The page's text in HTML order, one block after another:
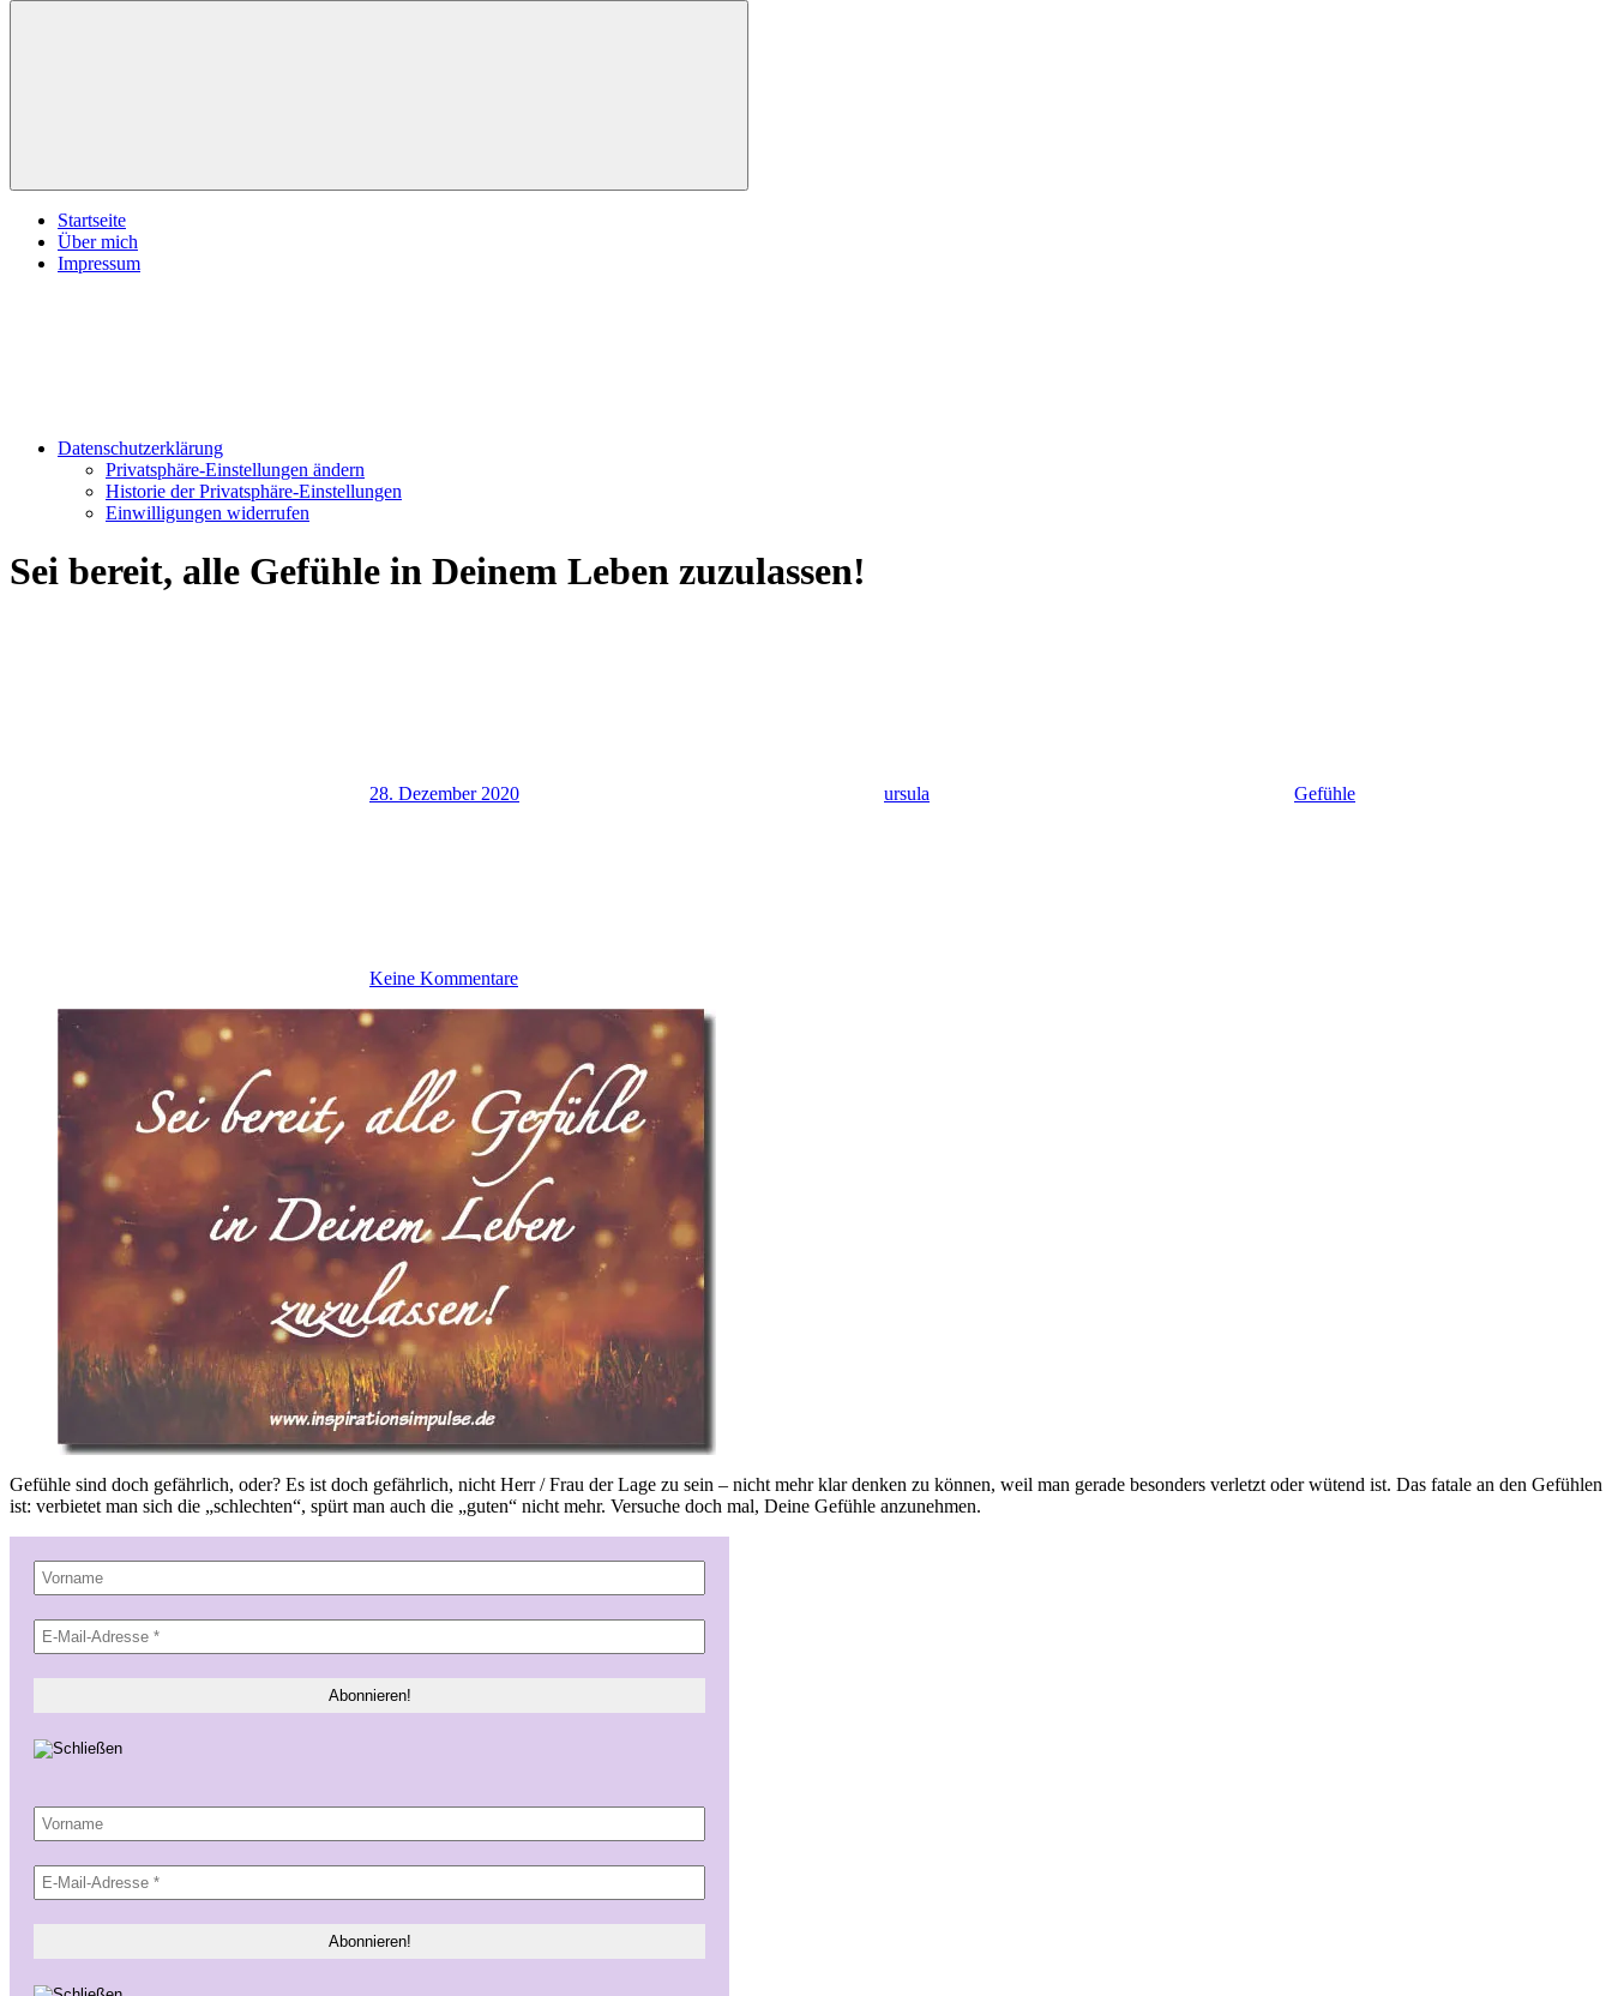
Menü
Startseite
Über mich
Impressum
Datenschutzerklärung
Privatsphäre-Einstellungen ändern
Historie der Privatsphäre-Einstellungen
Einwilligungen widerrufen
Sei bereit, alle Gefühle in Deinem Leben zuzulassen!
28. Dezember 2020 ursula Gefühle
Keine Kommentare
Gefühle sind doch gefährlich, oder? Es ist doch gefährlich, nicht Herr / Frau der Lage zu sein – nicht mehr klar denken zu können, weil man gerade besonders verletzt oder wütend ist. Das fatale an den Gefühlen
ist: verbietet man sich die „schlechten“, spürt man auch die „guten“ nicht mehr. Versuche doch mal, Deine Gefühle anzunehmen.